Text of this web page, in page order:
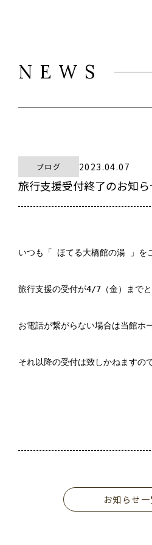
NEWS
ブログ 2023.04.07
旅行支援受付終了のお知ら
いつも「 ほてる大橋館の湯 」を
旅行支援の受付が4/7（金）まで
お電話が繋がらない場合は当館ホ
それ以降の受付は致しかねますの
お知らせ一